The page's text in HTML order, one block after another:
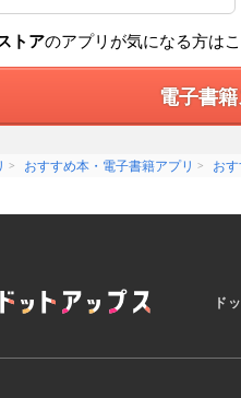
トアのアプリが気になる方は
電子書
おすすめ本・電子書籍アプリ お
ド